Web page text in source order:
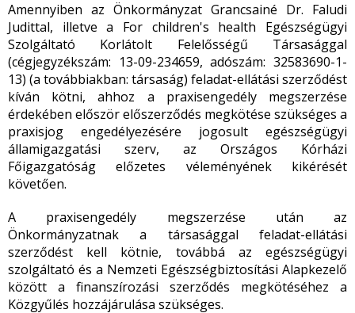
Amennyiben az Önkormányzat Grancsainé Dr. Faludi
Judittal, illetve a For children's health Egészségügyi
Szolgáltató Korlátolt Felelősségű Társasággal
(cégjegyzékszám: 13-09-234659, adószám: 32583690-1-
13) (a továbbiakban: társaság) feladat-ellátási szerződést
kíván kötni, ahhoz a praxisengedély megszerzése
érdekében először előszerződés megkötése szükséges a
praxisjog engedélyezésére jogosult egészségügyi
államigazgatási szerv, az Országos Kórházi
Főigazgatóság előzetes véleményének kikérését
követően.
A praxisengedély megszerzése után az
Önkormányzatnak a társasággal feladat-ellátási
szerződést kell kötnie, továbbá az egészségügyi
szolgáltató és a Nemzeti Egészségbiztosítási Alapkezelő
között a finanszírozási szerződés megkötéséhez a
Közgyűlés hozzájárulása szükséges.